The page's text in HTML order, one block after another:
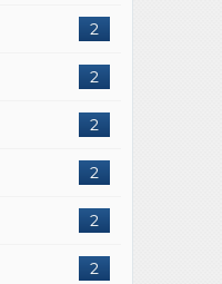
2
2
2
2
2
2